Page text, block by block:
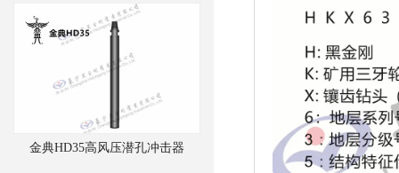
金典HD35高风压潜孔冲击器